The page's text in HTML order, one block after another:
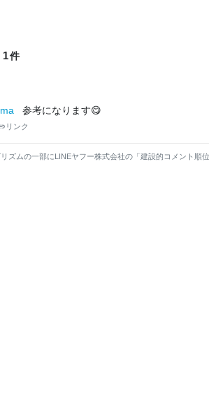
1件
参考になります😋
リンク
ズムの一部にLINEヤフー株式会社の「建設的コメント順